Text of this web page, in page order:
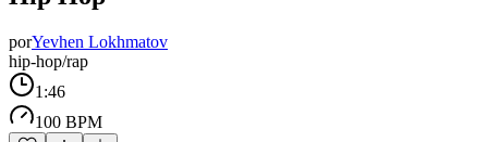
porYevhen Lokhmatov
hip-hop/rap
1:46
100 BPM